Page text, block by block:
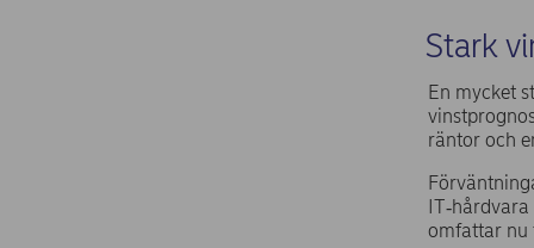
Stark
En mycket
räntor och
omfattar nu